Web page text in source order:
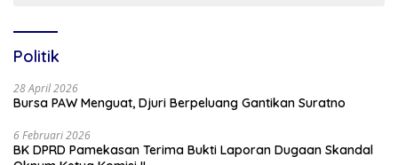
Politik
28 April 2026
Bursa PAW Menguat, Djuri Berpeluang Gantikan Suratno
6 Februari 2026
BK DPRD Pamekasan Terima Bukti Laporan Dugaan Skandal